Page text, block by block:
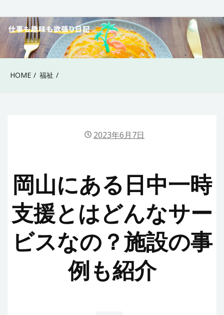
to
content
40代女性の仕事も趣
味も欲張り日記
HOME 福祉
2023年6月7日
岡山にある日中一時
支援とはどんなサー
ビスなの？施設の事
例も紹介